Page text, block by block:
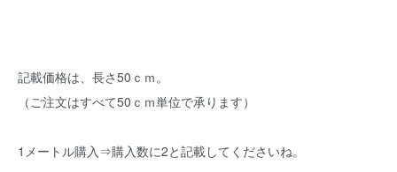
記載価格は、長さ50ｃｍ。
（ご注文はすべて50ｃｍ単位で承ります）
1メートル購入⇒購入数に2と記載してくださいね。